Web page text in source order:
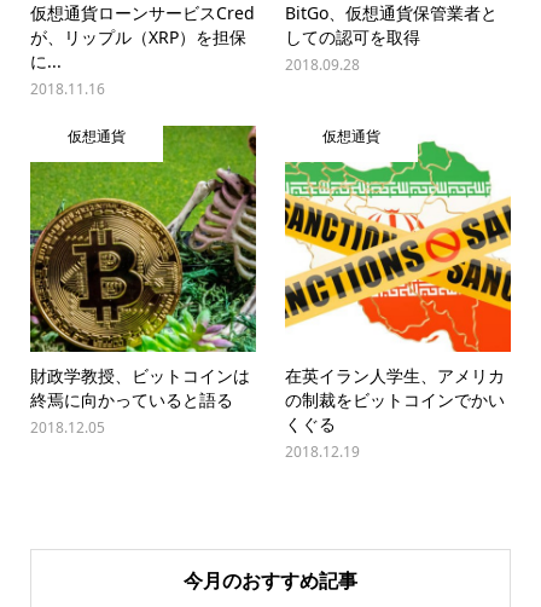
仮想通貨ローンサービスCred
が、リップル（XRP）を担保
に...
2018.11.16
BitGo、仮想通貨保管業者と
しての認可を取得
2018.09.28
仮想通貨
財政学教授、ビットコインは
終焉に向かっていると語る
2018.12.05
仮想通貨
在英イラン人学生、アメリカ
の制裁をビットコインでかい
くぐる
2018.12.19
今月のおすすめ記事